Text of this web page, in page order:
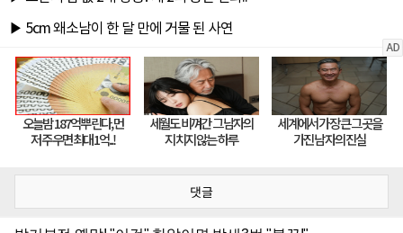
댓글